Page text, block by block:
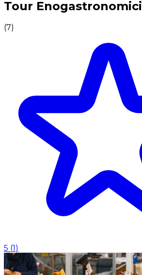
Tour Enogastronomici
(7)
5 (1)